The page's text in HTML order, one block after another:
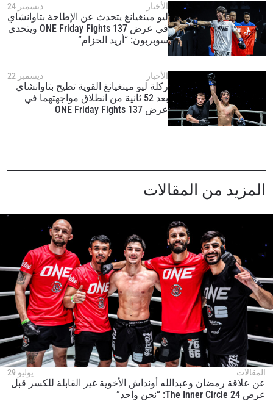
الأخبار ديسمبر 24
ليو مينغيانغ يتحدث عن الإطاحة بتاوانشاي
في عرض ONE Friday Fights 137 ويتحدى
سوبربون: “أريد الحزام”
الأخبار ديسمبر 22
ركلة ليو مينغيانغ القوية تطيح بتاوانشاي
بعد 52 ثانية من انطلاق مواجهتهما في
عرض ONE Friday Fights 137
المزيد من المقالات
المقالات يوليو 29
عن علاقة رمضان وعبدالله أونداش الأخوية غير القابلة للكسر قبل
عرض The Inner Circle 24: “نحن واحد”